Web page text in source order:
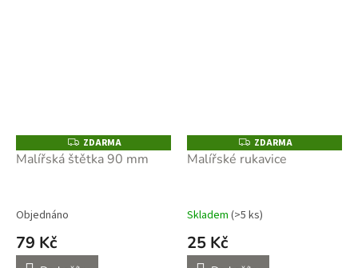
Z
D
A
ZDARMA
Malířská štětka 90 mm
Objednáno
79 Kč
Z
D
A
ZDARMA
Malířské rukavice
Skladem (>5 ks)
25 Kč